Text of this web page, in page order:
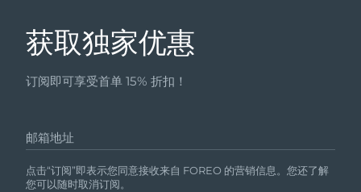
获取独家优惠
订阅即可享受首单 15% 折扣！
邮箱地址
点击“订阅”即表示您同意接收来自 FOREO 的营销信息。您还了解
您可以随时取消订阅。